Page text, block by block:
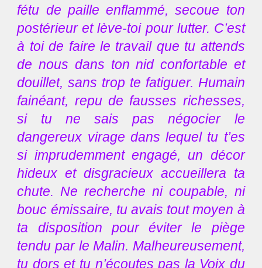
fétu de paille enflammé, secoue ton
postérieur et lève-toi pour lutter. C’est
à toi de faire le travail que tu attends
de nous dans ton nid confortable et
douillet, sans trop te fatiguer. Humain
fainéant, repu de fausses richesses,
si tu ne sais pas négocier le
dangereux virage dans lequel tu t’es
si imprudemment engagé, un décor
hideux et disgracieux accueillera ta
chute. Ne recherche ni coupable, ni
bouc émissaire, tu avais tout moyen à
ta disposition pour éviter le piège
tendu par le Malin. Malheureusement,
tu dors et tu n’écoutes pas la Voix du